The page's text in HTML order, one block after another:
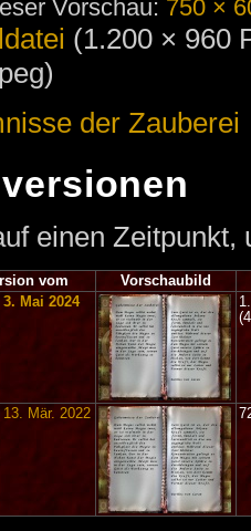
Vorschau: 750 ×
(1.200 × 960
der Zauberei
einen
vom
Vorschaubild
3. Mai 2024
13. Mär. 2022